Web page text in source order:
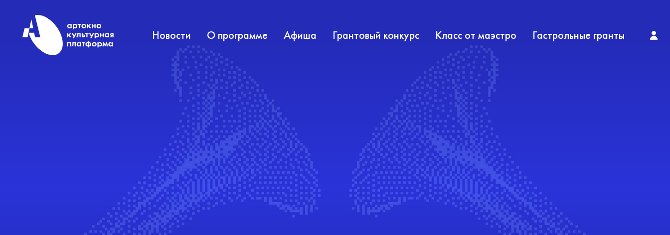
Новости О программе Афиша Грантовый конкурс Класс от маэстро Гастрольные гранты